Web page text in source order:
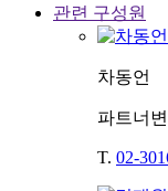
관련 구성원
차동언
파트너
T. 02-